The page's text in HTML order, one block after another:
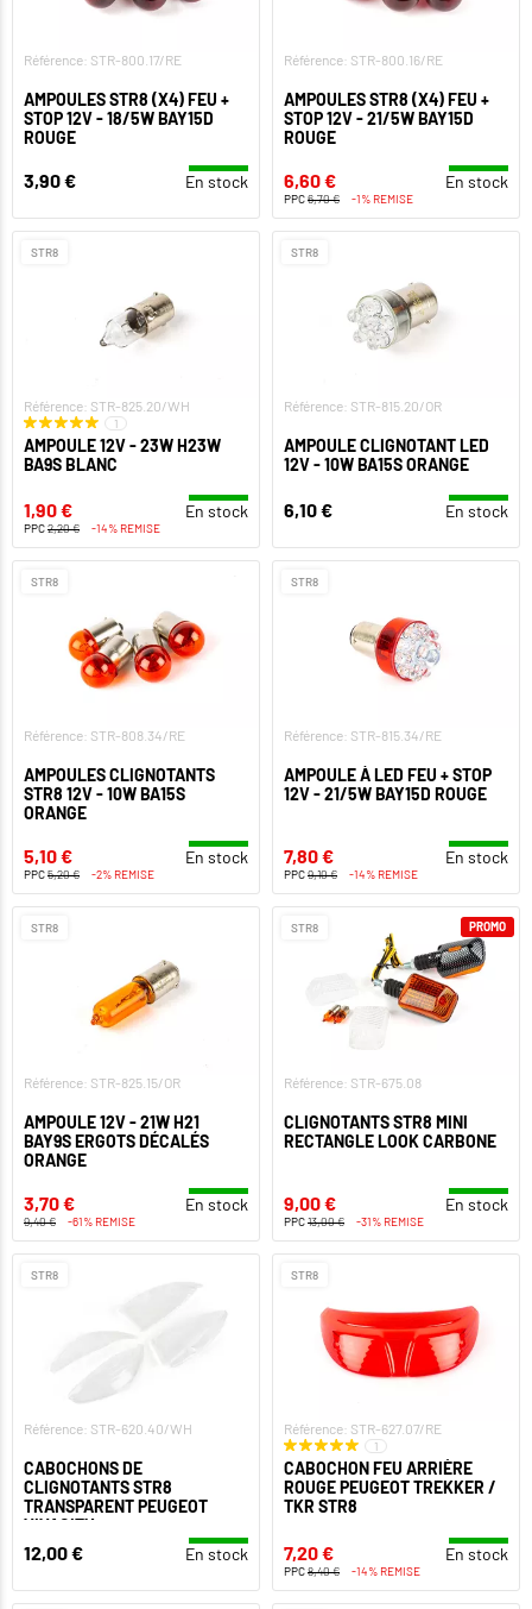
Référence: STR-800.17/RE
AMPOULES STR8 (X4) FEU +
STOP 12V - 18/5W BAY15D
ROUGE
3,90 € En stock
Référence: STR-800.16/RE
AMPOULES STR8 (X4) FEU +
STOP 12V - 21/5W BAY15D
ROUGE
6,60 € En stock
PPC6,70 € -1% REMISE
STR8
Référence: STR-825.20/WH
1
AMPOULE 12V - 23W H23W
BA9S BLANC
1,90 € En stock
PPC2,20 € -14% REMISE
STR8
Référence: STR-815.20/OR
AMPOULE CLIGNOTANT LED
12V - 10W BA15S ORANGE
6,10 € En stock
STR8
Référence: STR-808.34/RE
AMPOULES CLIGNOTANTS
STR8 12V - 10W BA15S
ORANGE
5,10 € En stock
PPC5,20 € -2% REMISE
STR8
Référence: STR-815.34/RE
AMPOULE À LED FEU + STOP
12V - 21/5W BAY15D ROUGE
7,80 € En stock
PPC9,10 € -14% REMISE
STR8
Référence: STR-825.15/OR
AMPOULE 12V - 21W H21
BAY9S ERGOTS DÉCALÉS
ORANGE
3,70 € En stock
9,40 € -61% REMISE
STR8
Référence: STR-675.08
CLIGNOTANTS STR8 MINI
RECTANGLE LOOK CARBONE
9,00 € En stock
PPC13,00 € -31% REMISE
PROMO
STR8
Référence: STR-620.40/WH
CABOCHONS DE
CLIGNOTANTS STR8
TRANSPARENT PEUGEOT
VIVACITY
12,00 € En stock
STR8
Référence: STR-627.07/RE
1
CABOCHON FEU ARRIÈRE
ROUGE PEUGEOT TREKKER /
TKR STR8
7,20 € En stock
PPC8,40 € -14% REMISE